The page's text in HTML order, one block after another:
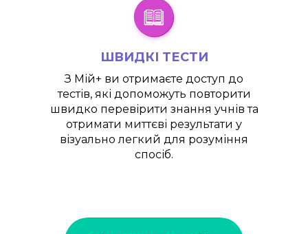
ШВИДКІ ТЕСТИ
З Мій+ ви отримаєте доступ до
тестів, які допоможуть повторити
швидко перевірити знання учнів та
отримати миттєві результати у
візуально легкий для розуміння
спосіб.